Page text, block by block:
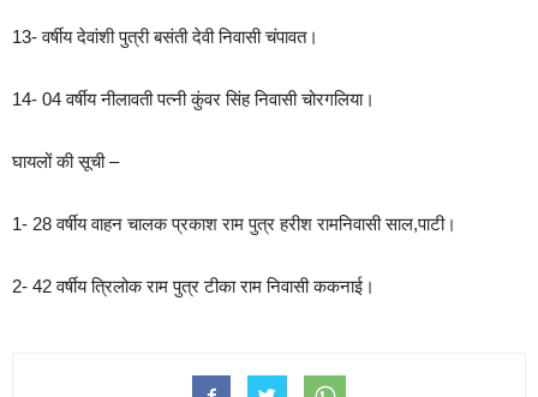
13- वर्षीय देवांशी पुत्री बसंती देवी निवासी चंपावत।
14- 04 वर्षीय नीलावती पत्नी कुंवर सिंह निवासी चोरगलिया।
घायलों की सूची –
1- 28 वर्षीय वाहन चालक प्रकाश राम पुत्र हरीश रामनिवासी साल,पाटी।
2- 42 वर्षीय त्रिलोक राम पुत्र टीका राम निवासी ककनाई।